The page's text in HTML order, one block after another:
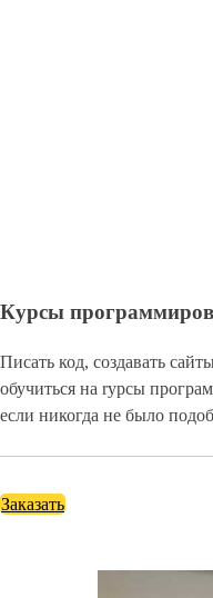
Курсы
Писать код, создавать
обучиться на rурсы
если никогда не было
Заказать